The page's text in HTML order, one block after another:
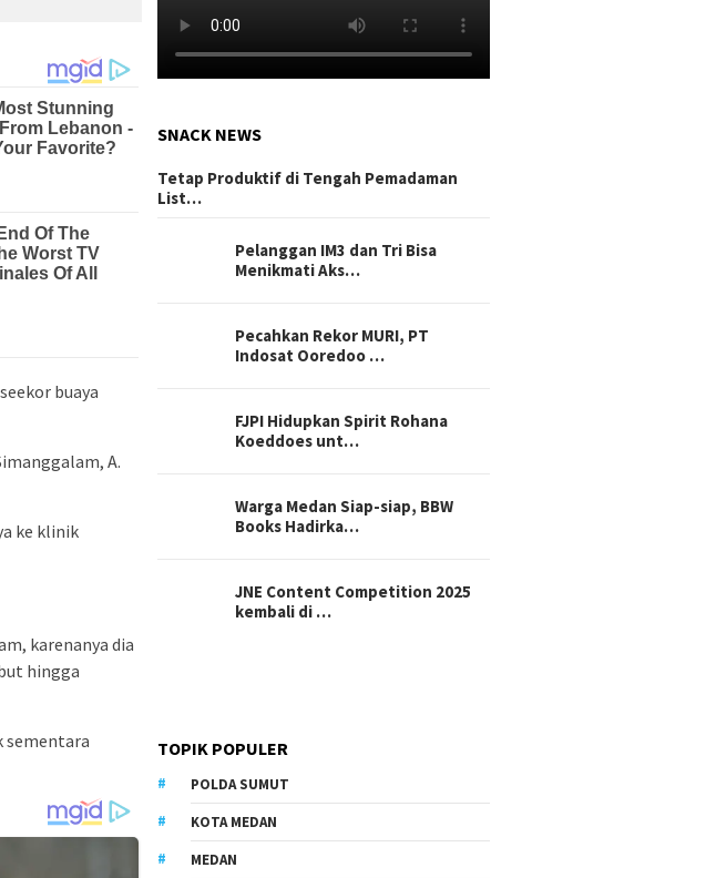
buaya
A.
ke klinik
karenanya dia
hingga
sementara
SNACK NEWS
Tetap Produktif di Tengah Pemadaman
List…
Pelanggan IM3 dan Tri Bisa
Menikmati Aks…
Pecahkan Rekor MURI, PT
Indosat Ooredoo …
FJPI Hidupkan Spirit Rohana
Koeddoes unt…
Warga Medan Siap-siap, BBW
Books Hadirka…
JNE Content Competition 2025
kembali di …
TOPIK POPULER
POLDA SUMUT
KOTA MEDAN
MEDAN